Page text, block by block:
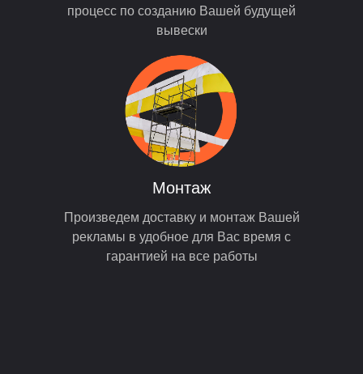
процесс по созданию Вашей будущей
вывески
Произведем доставку и монтаж Вашей
рекламы в удобное для Вас время с
гарантией на все работы
Монтаж